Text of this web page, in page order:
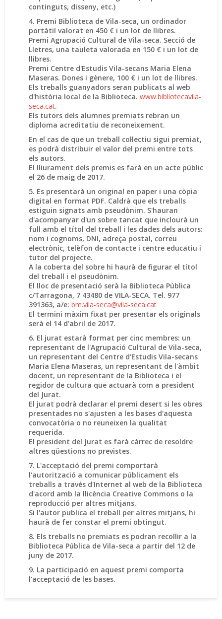
continguts, disseny, etc.)
4. Premi Biblioteca de Vila-seca, un ordinador
portàtil valorat en 450 € i un lot de llibres.
Premi Agrupació Cultural de Vila-seca. Secció de
Lletres, una tauleta valorada en 150 € i un lot de
llibres.
Premi Centre d'Estudis Vila-secans Maria Elena
Maseras. Dones i gènere, 100 € i un lot de llibres.
Els treballs guanyadors seran publicats al web
d'història local de la Biblioteca. www.bibliotecavila-
seca.cat.
Els tutors dels alumnes premiats rebran un
diploma acreditatiu de reconeixement.
En el cas de que un treball col·lectiu sigui premiat,
es podrà distribuir el valor del premi entre tots
els autors.
El lliurament dels premis es farà en un acte públic
el 26 de maig de 2017.
5. Es presentarà un original en paper i una còpia
digital en format PDF. Caldrà que els treballs
estiguin signats amb pseudònim. S'hauran
d'acompanyar d'un sobre tancat que inclourà un
full amb el títol del treball i les dades dels autors:
nom i cognoms, DNI, adreça postal, correu
electrònic, telèfon de contacte i centre educatiu i
tutor del projecte.
A la coberta del sobre hi haurà de figurar el títol
del treball i el pseudònim.
El lloc de presentació serà la Biblioteca Pública
c/Tarragona, 7 43480 de VILA-SECA. Tel. 977
391363, a/e: bm.vila-seca@vila-seca.cat
El termini màxim fixat per presentar els originals
serà el 14 d'abril de 2017.
6. El jurat estarà format per cinc membres: un
representant de l'Agrupació Cultural de Vila-seca,
un representant del Centre d'Estudis Vila-secans
Maria Elena Maseras, un representant de l'àmbit
docent, un representant de la Biblioteca i el
regidor de cultura que actuarà com a president
del Jurat.
El jurat podrà declarar el premi desert si les obres
presentades no s'ajusten a les bases d'aquesta
convocatòria o no reuneixen la qualitat
requerida.
El president del Jurat es farà càrrec de resoldre
altres qüestions no previstes.
7. L'acceptació del premi comportarà
l'autorització a comunicar públicament els
treballs a través d'Internet al web de la Biblioteca
d'acord amb la llicència Creative Commons o la
reproducció per altres mitjans.
Si l'autor publica el treball per altres mitjans, hi
haurà de fer constar el premi obtingut.
8. Els treballs no premiats es podran recollir a la
Biblioteca Pública de Vila-seca a partir del 12 de
juny de 2017.
9. La participació en aquest premi comporta
l'acceptació de les bases.